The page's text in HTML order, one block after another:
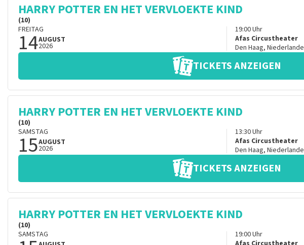
HARRY POTTER EN HET VERVLOEKTE KIND
(10)
FREITAG
14AUGUST
2026
19:00Uhr
Afas Circustheater
Den Haag, Niederlande
TICKETS ANZEIGEN
HARRY POTTER EN HET VERVLOEKTE KIND
(10)
SAMSTAG
15AUGUST
2026
13:30Uhr
Afas Circustheater
Den Haag, Niederlande
TICKETS ANZEIGEN
HARRY POTTER EN HET VERVLOEKTE KIND
(10)
SAMSTAG
19:00Uhr